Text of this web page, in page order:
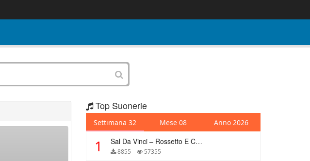
Top Suonerie
Settimana 32 Mese 08 Anno 2026
1 Sal Da Vinci – Rossetto E Caffè
8855 57355